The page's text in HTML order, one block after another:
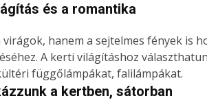
és a romantika
virágok, hanem a sejtelmes fények is
A kerti világításhoz
függőlámpákat, falilámpákat.
a kertben, sátorban